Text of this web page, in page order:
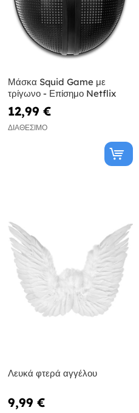
Μάσκα Squid Game με
τρίγωνο - Επίσημο Netflix
12,99 €
ΔΙΑΘΈΣΙΜΟ
Λευκά φτερά αγγέλου
9,99 €